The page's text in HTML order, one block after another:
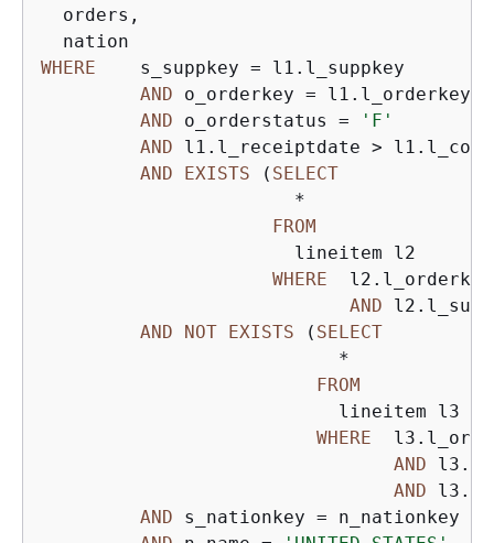
  orders,
WHERE
    s_suppkey
= l1.l_suppkey
AND o_orderkey = l1.l_orderkey
AND o_orderstatus =
'F'
AND l1.l_receiptdate >
AND
EXISTS ( SELECT
*
FROM
                       lineitem l2
WHERE
AND
AND
NOT EXISTS ( SELECT
*
FROM
                           lineitem l3
WHERE
AND
AND
AND s_nationkey = n_nationkey